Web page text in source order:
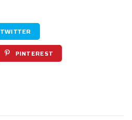
TWITTER
PINTEREST